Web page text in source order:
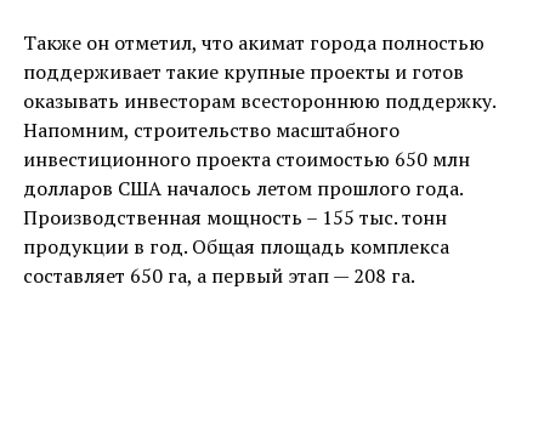
Также он отметил, что акимат города полностью
поддерживает такие крупные проекты и готов
оказывать инвесторам всестороннюю поддержку.
Напомним, строительство масштабного
инвестиционного проекта стоимостью 650 млн
долларов США началось летом прошлого года.
Производственная мощность – 155 тыс. тонн
продукции в год. Общая площадь комплекса
составляет 650 га, а первый этап — 208 га.